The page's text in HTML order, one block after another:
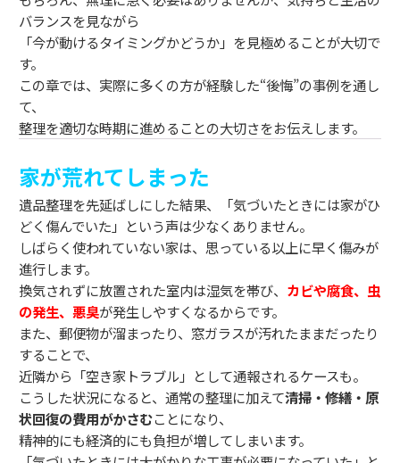
バランスを見ながら
「今が動けるタイミングかどうか」を見極めることが大切で
す。
この章では、実際に多くの方が経験した“後悔”の事例を通し
て、
整理を適切な時期に進めることの大切さをお伝えします。
家が荒れてしまった
遺品整理を先延ばしにした結果、「気づいたときには家がひ
どく傷んでいた」という声は少なくありません。
しばらく使われていない家は、思っている以上に早く傷みが
進行します。
換気されずに放置された室内は湿気を帯び、 カビや腐食、虫
の発生、悪臭が発生しやすくなるからです。
また、郵便物が溜まったり、窓ガラスが汚れたままだったり
することで、
近隣から「空き家トラブル」として通報されるケースも。
こうした状況になると、通常の整理に加えて清掃・修繕・原
状回復の費用がかさむことになり、
精神的にも経済的にも負担が増してしまいます。